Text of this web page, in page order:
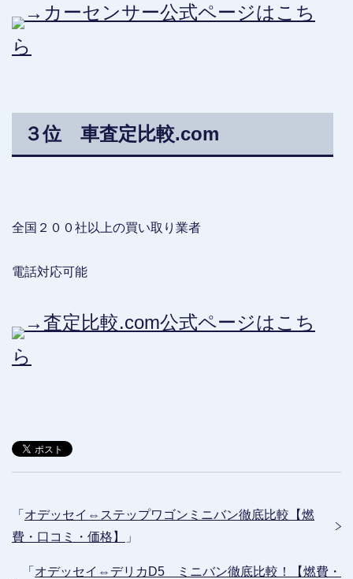
→カーセンサー公式ページはこち
ら
３位 車査定比較.com
全国２００社以上の買い取り業者
電話対応可能
→査定比較.com公式ページはこち
ら
「 オデッセイ⇔ステップワゴンミニバン徹底比較【燃
費・口コミ・価格】
」
「 オデッセイ⇔デリカD5 ミニバン徹底比較！【燃費・